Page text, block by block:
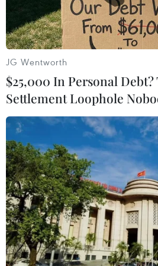
Một cơ sở dầu mỏ ở Venezuela.
Bộ Dầu mỏ Venezuela ngày
nước này đã hạ xuống mức
hai thập kỷ qua, chỉ còn 9,90
khoảng 9,97 USD so với
giảm chưa từng thấy kể từ
JG Wentworth
$25,000 In Personal Debt?
Settlement Loophole